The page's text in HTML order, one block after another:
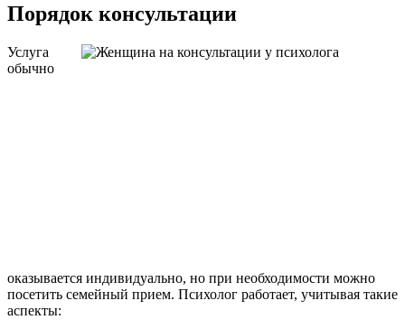
Порядок консультации
Услуга
обычно
оказывается индивидуально, но при необходимости можно
посетить семейный прием. Психолог работает, учитывая такие
аспекты: